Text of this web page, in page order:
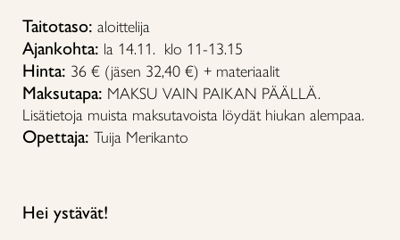
Taitotaso: aloittelija
Ajankohta: la 14.11. klo 11-13.15
Hinta: 36 € (jäsen 32,40 €) + materiaalit
Maksutapa: MAKSU VAIN PAIKAN PÄÄLLÄ.
Lisätietoja muista maksutavoista löydät hiukan alempaa.
Opettaja: Tuija Merikanto
Hei ystävät!